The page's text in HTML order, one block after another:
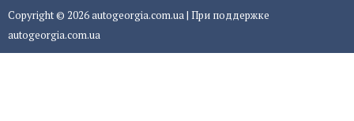
Copyright © 2026 autogeorgia.com.ua | При поддержке
autogeorgia.com.ua